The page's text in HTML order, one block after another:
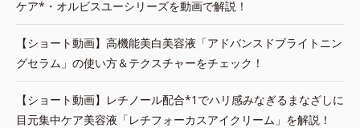
ケア*・オルビスユーシリーズを動画で解説！
【ショート動画】高機能美白美容液「アドバンスドブライトニン
グセラム」の使い方＆テクスチャーをチェック！
【ショート動画】レチノール配合*1でハリ感みなぎるまなざしに
目元集中ケア美容液「レチフォーカスアイクリーム」を解説！